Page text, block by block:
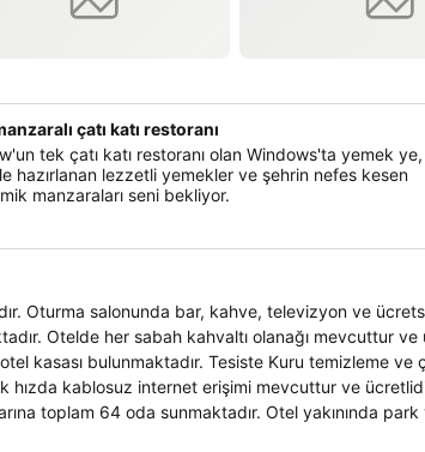
çatı katı restoranı
tek çatı katı restoranı olan Windows'ta yemek
hazırlanan lezzetli yemekler ve şehrin nefes kesen
manzaraları seni bekliyor.
Oturma salonunda bar, kahve, televizyon ve
Otelde her sabah kahvaltı olanağı mevcuttur
kasası bulunmaktadır. Tesiste Kuru temizleme ve
hızda kablosuz internet erişimi mevcuttur ve
toplam 64 oda sunmaktadır. Otel yakınında
internet erişimi (ücretli) mevcuttur. Oda içindeki